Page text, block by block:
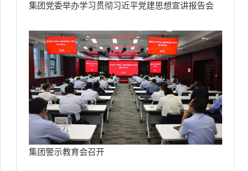
集团党委举办学习贯彻习近平党建思想宣讲报告会
集团警示教育会召开